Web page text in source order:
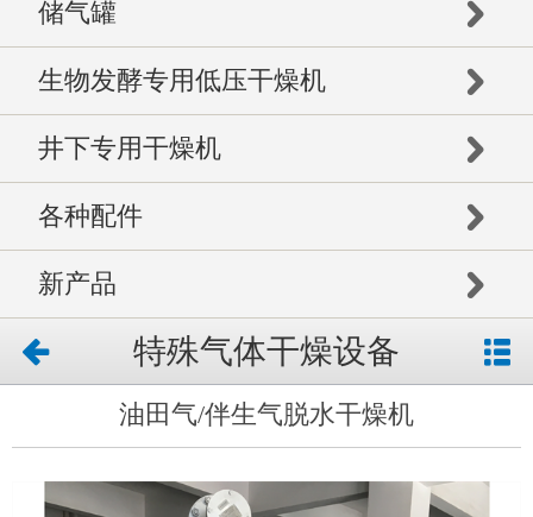
储气罐
生物发酵专用低压干燥机
井下专用干燥机
各种配件
新产品
特殊气体干燥设备
油田气/伴生气脱水干燥机